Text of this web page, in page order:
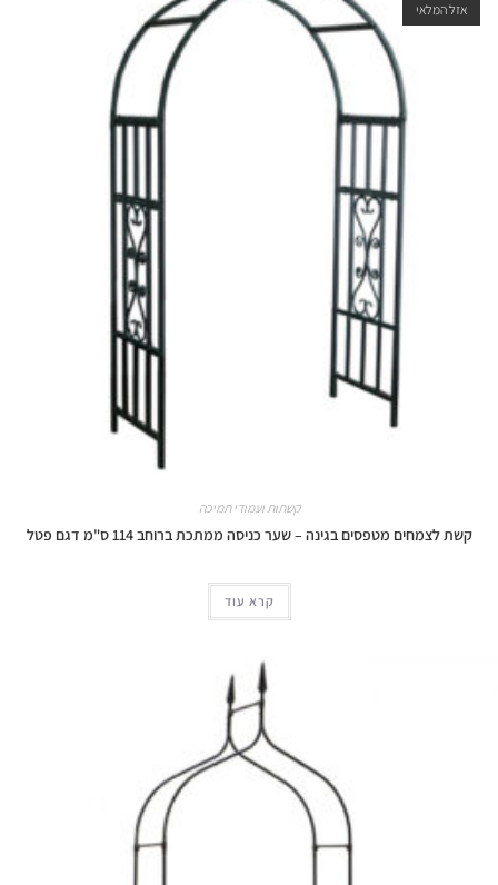
אזל המלאי
קשתות ועמודי תמיכה
קשת לצמחים מטפסים בגינה – שער כניסה ממתכת ברוחב 114 ס"מ דגם פטל
קרא עוד